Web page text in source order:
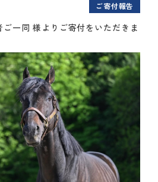
ご寄付報告
一同 様よりご寄付をいただきま